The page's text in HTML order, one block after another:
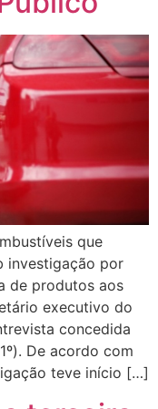
que
investigação por
de produtos aos
executivo do
concedida
De acordo com
teve início […]